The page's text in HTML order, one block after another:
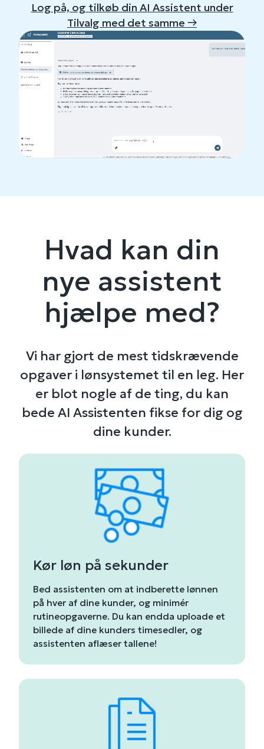
Log på, og tilkøb din AI Assistent under
Tilvalg med det samme →
Hvad kan din
nye assistent
hjælpe med?
Vi har gjort de mest tidskrævende
opgaver i lønsystemet til en leg. Her
er blot nogle af de ting, du kan
bede AI Assistenten fikse for dig og
dine kunder.
Kør løn på sekunder
Bed assistenten om at indberette lønnen
på hver af dine kunder, og minimér
rutineopgaverne. Du kan endda uploade et
billede af dine kunders timesedler, og
assistenten aflæser tallene!